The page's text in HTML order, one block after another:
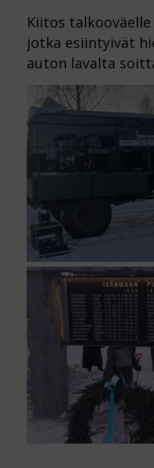
Kiitos
jotka esiintyivät
auton lavalta